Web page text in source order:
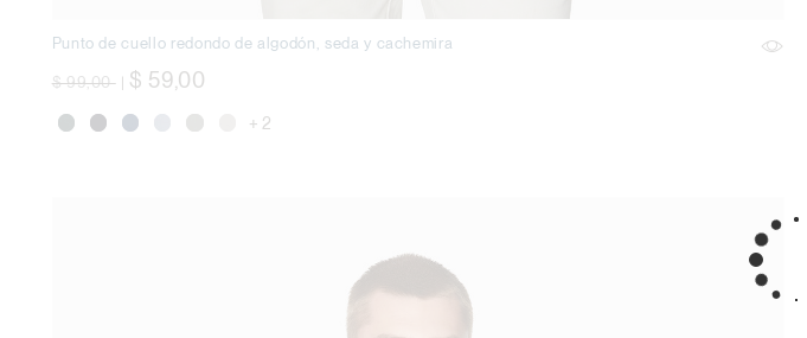
Punto de cuello redondo de algodón, seda y cachemira
precio rebajado desde
$ 99,00 a| $ 59,00
+ 2